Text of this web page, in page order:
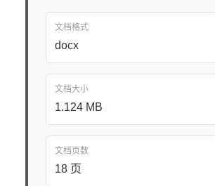
文档格式
docx
文档大小
1.124 MB
文档页数
18 页